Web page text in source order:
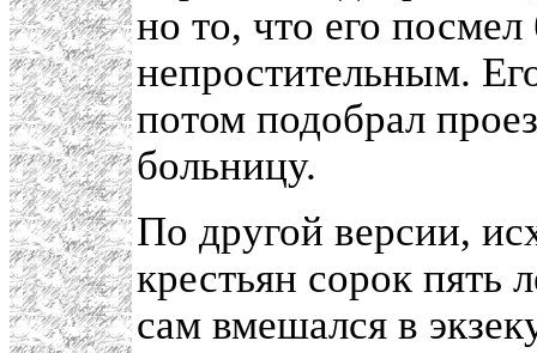
но то, что его
непростительным.
потом подобрал
больницу.
По другой версии,
крестьян сорок пять
сам вмешался в